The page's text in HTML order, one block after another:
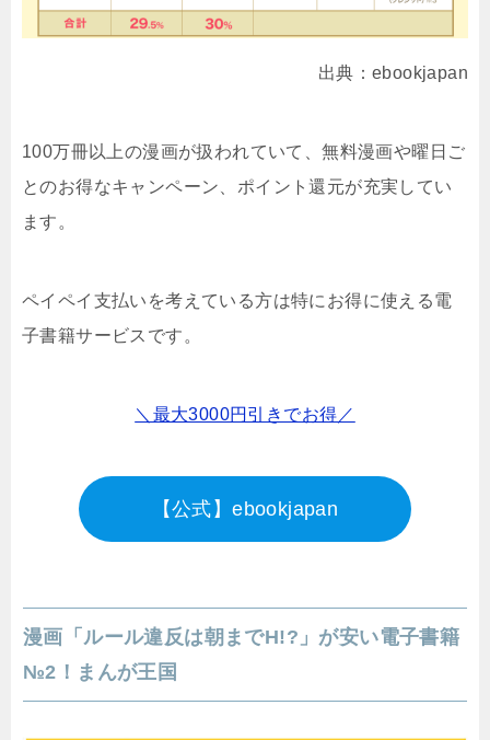
出典：ebookjapan
100万冊以上の漫画が扱われていて、無料漫画や曜日ご
とのお得なキャンペーン、ポイント還元が充実してい
ます。
ペイペイ支払いを考えている方は特にお得に使える電
子書籍サービスです。
＼最大3000円引きでお得／
【公式】ebookjapan
漫画「ルール違反は朝までH!?」が安い電子書籍
№2！まんが王国